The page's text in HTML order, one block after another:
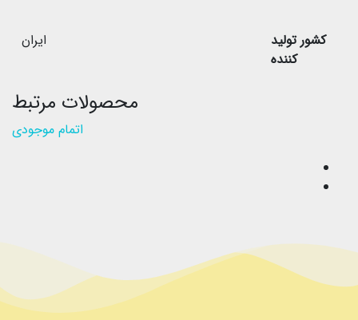
کشور تولید
کننده
ایران
محصولات مرتبط
اتمام موجودی